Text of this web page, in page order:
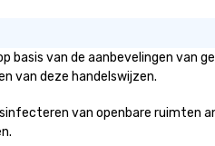
basis van de aanbevelingen
van deze handelswijzen.
van openbare